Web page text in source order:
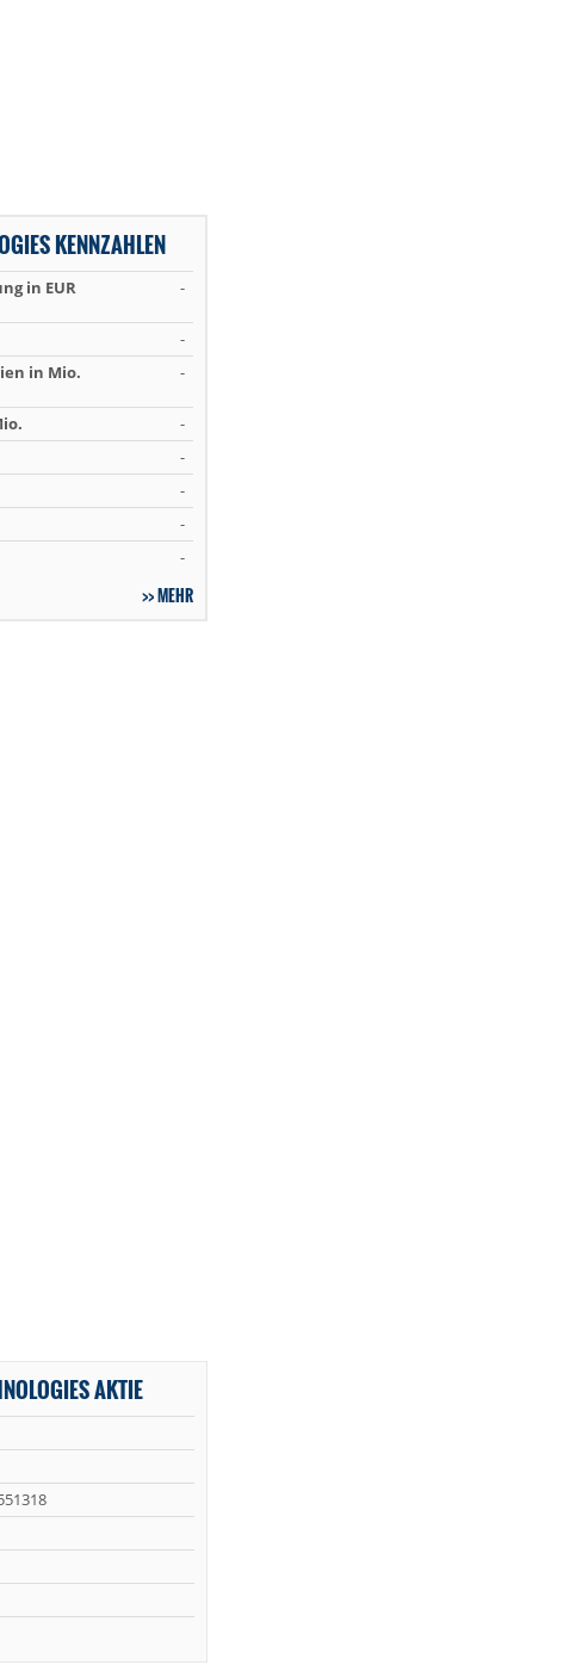
KENNZAHLEN
in EUR -
-
in Mio.
-
-
-
-
-
-
MEHR
AKTIE